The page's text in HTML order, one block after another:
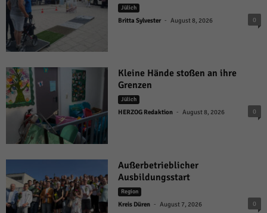
Jülich
Britta Sylvester - August 8, 2026 0
Kleine Hände stoßen an ihre
Grenzen
Jülich
HERZOG Redaktion - August 8, 2026 0
Außerbetrieblicher
Ausbildungsstart
Region
Kreis Düren - August 7, 2026 0